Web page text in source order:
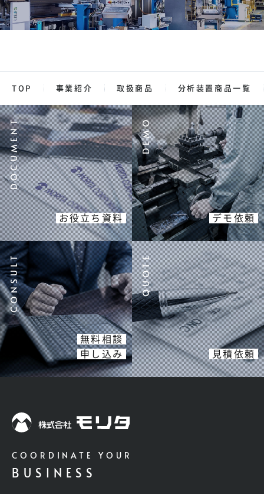
TOP 事業紹介 取扱商品 分析装置商品一覧
お役立ち資料 デモ依頼
無料相談
申し込み
見積依頼
COORDINATE YOUR
BUSINESS